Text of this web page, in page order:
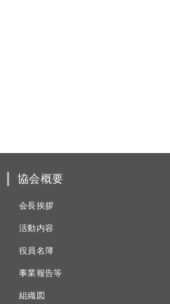
協会概要
会長挨拶
活動内容
役員名簿
事業報告等
組織図